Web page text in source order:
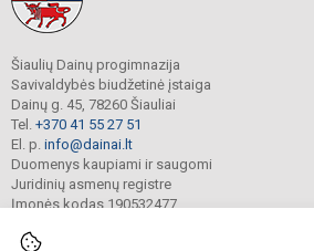
Šiaulių Dainų progimnazija
Savivaldybės biudžetinė įstaiga
Dainų g. 45, 78260 Šiauliai
Tel. +370 41 55 27 51
El. p. info@dainai.lt
Duomenys kaupiami ir saugomi
Juridinių asmenų registre
Įmonės kodas 190532477